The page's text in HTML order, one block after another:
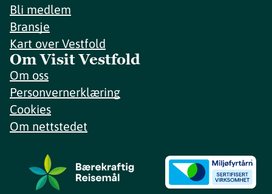
Bli medlem
Bransje
Kart over Vestfold
Om Visit Vestfold
Om oss
Personvernerklæring
Cookies
Om nettstedet